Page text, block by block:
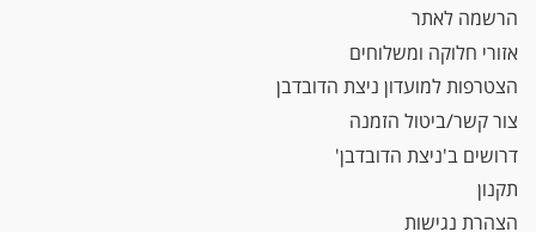
הרשמה לאתר
אזורי חלוקה ומשלוחים
הצטרפות למועדון ניצת הדובדבן
צור קשר/ביטול הזמנה
דרושים ב'ניצת הדובדבן'
תקנון
הצהרת נגישות